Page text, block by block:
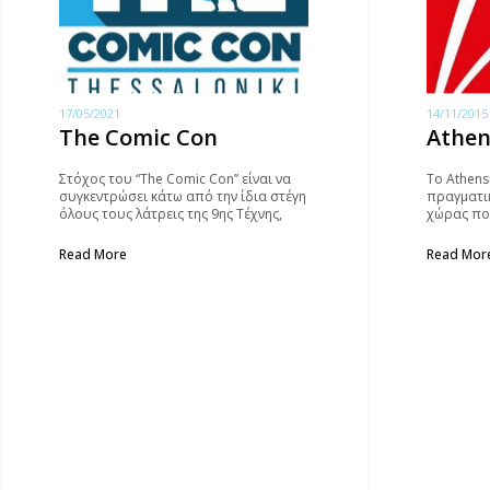
17/05/2021
The Comic Con
Στόχος του “The Comic Con” είναι να
συγκεντρώσει κάτω από την ίδια στέγη
όλους τους λάτρεις της 9ης Τέχνης,
των comics – από περιοδικά, ταινίες
Read More
14/11/2015
To
χώρας
Read